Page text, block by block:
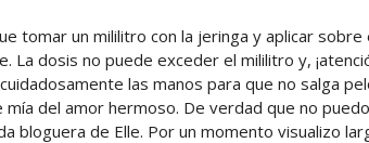
tomar un mililitro con la jeringa y aplicar
La dosis no puede exceder el mililitro y,
las manos para que no salga
mía del amor hermoso. De verdad que no
bloguera de Elle. Por un momento visualizo